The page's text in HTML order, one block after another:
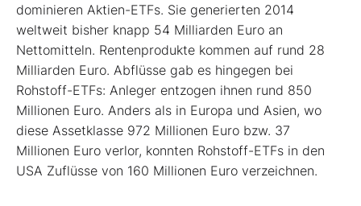
dominieren Aktien-ETFs. Sie generierten 2014
weltweit bisher knapp 54 Milliarden Euro an
Nettomitteln. Rentenprodukte kommen auf rund 28
Milliarden Euro. Abflüsse gab es hingegen bei
Rohstoff-ETFs: Anleger entzogen ihnen rund 850
Millionen Euro. Anders als in Europa und Asien, wo
diese Assetklasse 972 Millionen Euro bzw. 37
Millionen Euro verlor, konnten Rohstoff-ETFs in den
USA Zuflüsse von 160 Millionen Euro verzeichnen.